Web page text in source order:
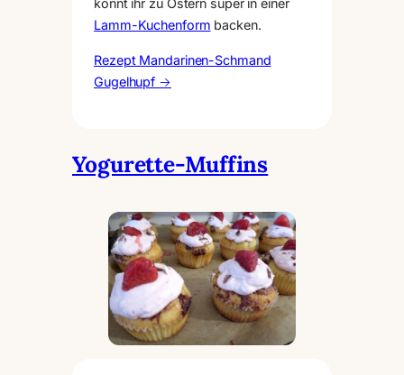
könnt ihr zu Ostern super in einer
Lamm-Kuchenform backen.
Rezept Mandarinen-Schmand
Gugelhupf →
Yogurette-Muffins